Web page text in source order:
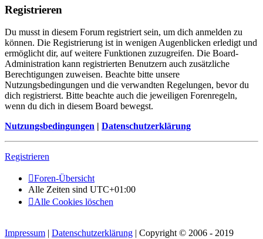
Registrieren
Du musst in diesem Forum registriert sein, um dich anmelden zu
können. Die Registrierung ist in wenigen Augenblicken erledigt und
ermöglicht dir, auf weitere Funktionen zuzugreifen. Die Board-
Administration kann registrierten Benutzern auch zusätzliche
Berechtigungen zuweisen. Beachte bitte unsere
Nutzungsbedingungen und die verwandten Regelungen, bevor du
dich registrierst. Bitte beachte auch die jeweiligen Forenregeln,
wenn du dich in diesem Board bewegst.
Nutzungsbedingungen | Datenschutzerklärung
Registrieren
Foren-Übersicht
Alle Zeiten sind UTC+01:00
Alle Cookies löschen
Impressum | Datenschutzerklärung | Copyright © 2006 - 2019